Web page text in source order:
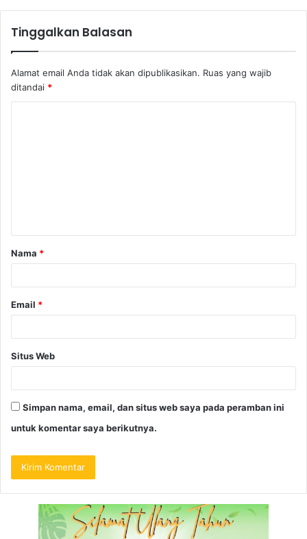
Tinggalkan Balasan
Alamat email Anda tidak akan dipublikasikan. Ruas yang wajib
ditandai *
Nama *
Email *
Situs Web
Simpan nama, email, dan situs web saya pada peramban ini
untuk komentar saya berikutnya.